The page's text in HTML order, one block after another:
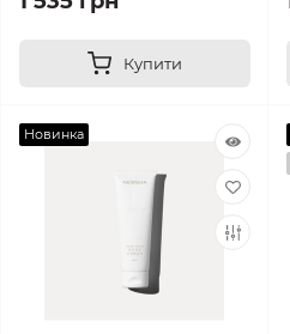
Купити
Новинка